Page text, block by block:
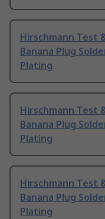
Hirschmann Test
Banana Plug
Plating
Hirschmann Test
Banana Plug
Plating
Hirschmann Test
Banana Plug
Plating